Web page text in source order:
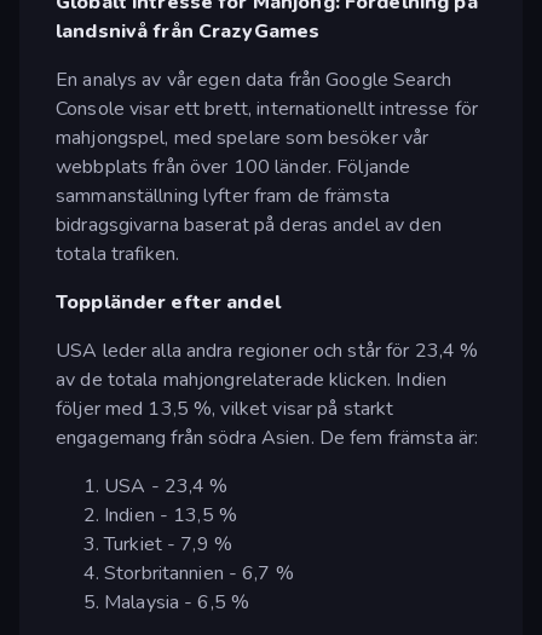
landsnivå från CrazyGames
En analys av vår egen data från Google Search
Console visar ett brett, internationellt intresse för
mahjongspel, med spelare som besöker vår
webbplats från över 100 länder. Följande
sammanställning lyfter fram de främsta
bidragsgivarna baserat på deras andel av den
totala trafiken.
Toppländer efter andel
USA leder alla andra regioner och står för 23,4 %
av de totala mahjongrelaterade klicken. Indien
följer med 13,5 %, vilket visar på starkt
engagemang från södra Asien. De fem främsta är:
USA - 23,4 %
Indien - 13,5 %
Turkiet - 7,9 %
Storbritannien - 6,7 %
Malaysia - 6,5 %